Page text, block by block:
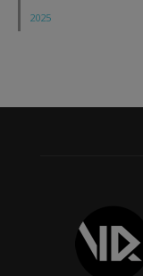
2025